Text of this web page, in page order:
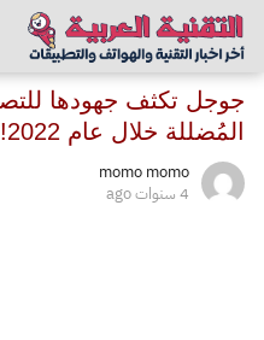
جوجل تكثف جهودها
المُضللة خلال عام 2022!
momo momo
4 سنوات ago